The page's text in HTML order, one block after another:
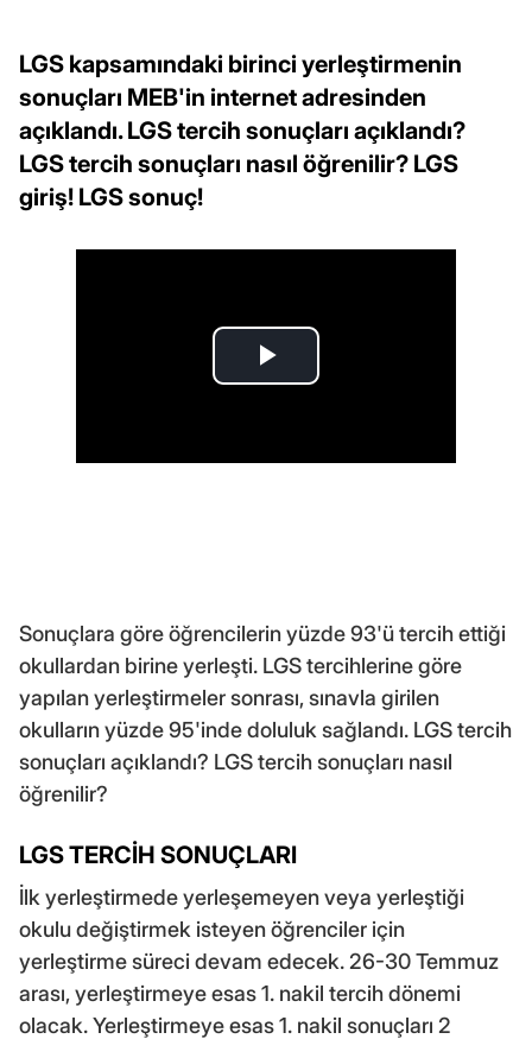
LGS kapsamındaki birinci yerleştirmenin
sonuçları MEB'in internet adresinden
açıklandı. LGS tercih sonuçları açıklandı?
LGS tercih sonuçları nasıl öğrenilir? LGS
giriş! LGS sonuç!
Sonuçlara göre öğrencilerin yüzde 93'ü tercih ettiği
okullardan birine yerleşti. LGS tercihlerine göre
yapılan yerleştirmeler sonrası, sınavla girilen
okulların yüzde 95'inde doluluk sağlandı. LGS tercih
sonuçları açıklandı? LGS tercih sonuçları nasıl
öğrenilir?
LGS TERCİH SONUÇLARI
İlk yerleştirmede yerleşemeyen veya yerleştiği
okulu değiştirmek isteyen öğrenciler için
yerleştirme süreci devam edecek. 26-30 Temmuz
arası, yerleştirmeye esas 1. nakil tercih dönemi
olacak. Yerleştirmeye esas 1. nakil sonuçları 2